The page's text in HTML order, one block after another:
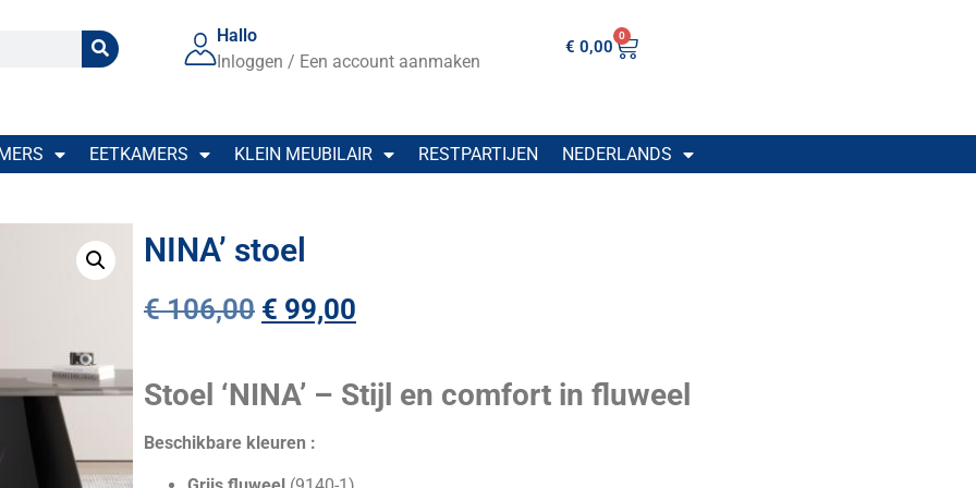
Hallo
Inloggen / Een account aanmaken
€ 0,00
0
EETKAMERS KLEIN MEUBILAIR RESTPARTIJEN NEDERLANDS
NINA’ stoel
€106,00 € 99,00
Stoel ‘NINA’ – Stijl en comfort in fluweel
Beschikbare kleuren :